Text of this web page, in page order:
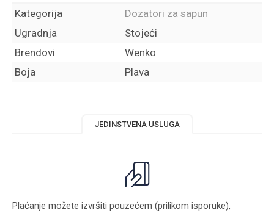
Kategorija
Dozatori za sapun
Ugradnja
Stojeći
Brendovi
Wenko
Boja
Plava
JEDINSTVENA USLUGA
Plaćanje možete izvršiti pouzećem (prilikom isporuke),